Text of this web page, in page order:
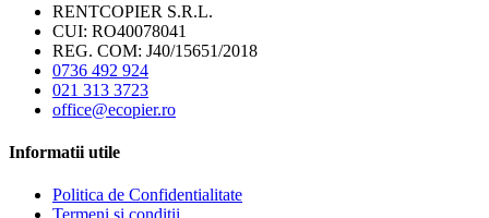
RENTCOPIER S.R.L.
CUI: RO40078041
REG. COM: J40/15651/2018
0736 492 924
021 313 3723
office@ecopier.ro
Informatii utile
Politica de Confidentialitate